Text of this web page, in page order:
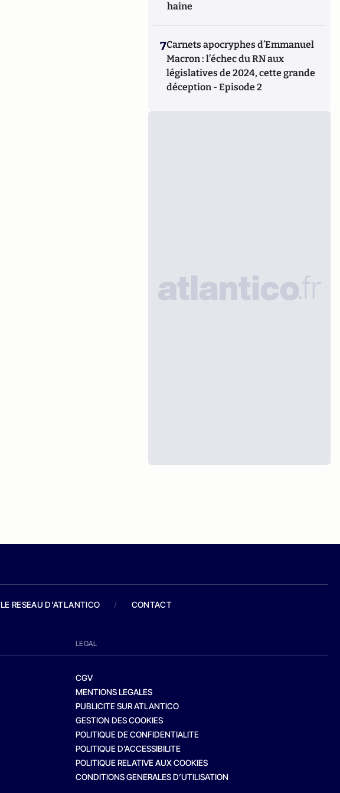
haine
7Carnets apocryphes d’Emmanuel
Macron : l’échec du RN aux
législatives de 2024, cette grande
déception - Episode 2
LE RESEAU D'ATLANTICO / CONTACT
LEGAL
CGV
MENTIONS LEGALES
PUBLICITE SUR ATLANTICO
GESTION DES COOKIES
POLITIQUE DE CONFIDENTIALITE
POLITIQUE D’ACCESSIBILITE
POLITIQUE RELATIVE AUX COOKIES
CONDITIONS GENERALES D’UTILISATION